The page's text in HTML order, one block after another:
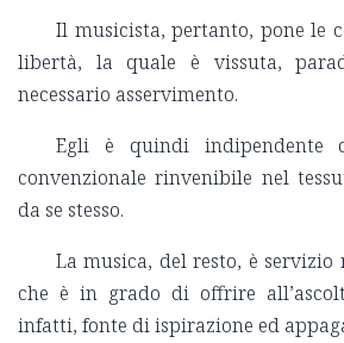
Il musicista, pertanto, pone le
libertà, la quale è vissuta,
necessario asservimento.
Egli è quindi indipendente
convenzionale rinvenibile nel
da se stesso.
La musica, del resto, è
che è in grado di offrire
infatti, fonte di ispirazione ed